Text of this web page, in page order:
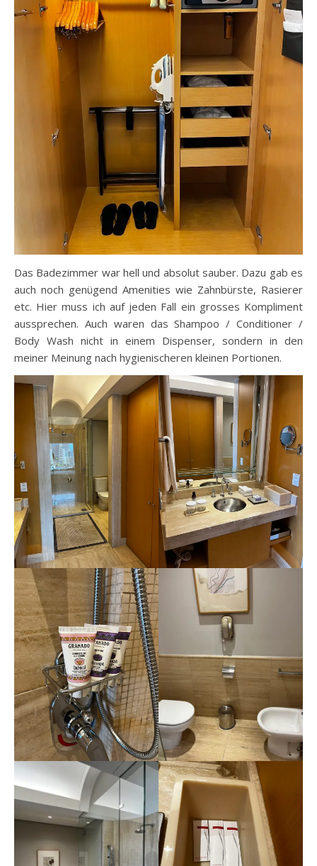
Das Badezimmer war hell und absolut sauber. Dazu gab es
auch noch genügend Amenities wie Zahnbürste, Rasierer
etc. Hier muss ich auf jeden Fall ein grosses Kompliment
aussprechen. Auch waren das Shampoo / Conditioner /
Body Wash nicht in einem Dispenser, sondern in den
meiner Meinung nach hygienischeren kleinen Portionen.